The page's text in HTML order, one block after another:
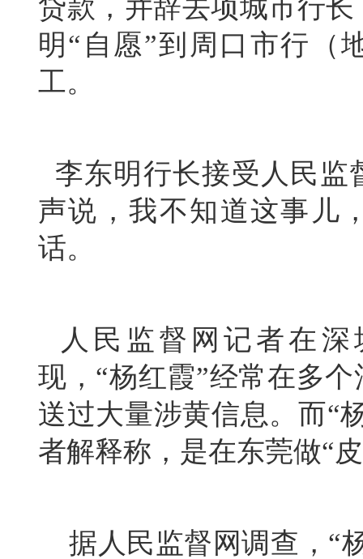
贷款，并辞去项城市行
明 “自愿”到周口市行（
工。
李东明行长接受人民监
声说，我不知道这事儿
话。
人民监督网记者在深
现，“杨红霞”经常在多
送过大量涉黄信息。而“
者解释称，是在东莞做“
据人民监督网调查，“